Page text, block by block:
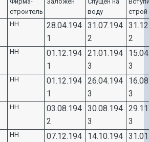
строитель
воду
строй
НН 28.04.194
1
31.07.194
2
2
НН 01.12.194
1
21.01.194
3
15.0
3
НН 01.12.194
1
26.04.194
3
16.0
3
НН 03.08.194
2
30.08.194
3
3
НН 07.12.194
14.10.194 31.0